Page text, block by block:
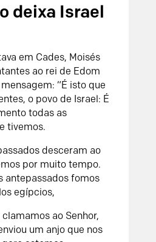
deixa Israel
em Cades, Moisés
ao rei de Edom
“É isto que
o povo de Israel: É
todas as
tivemos.
desceram ao
por muito tempo.
antepassados fomos
egípcios,
ao Senhor,
um anjo que nos